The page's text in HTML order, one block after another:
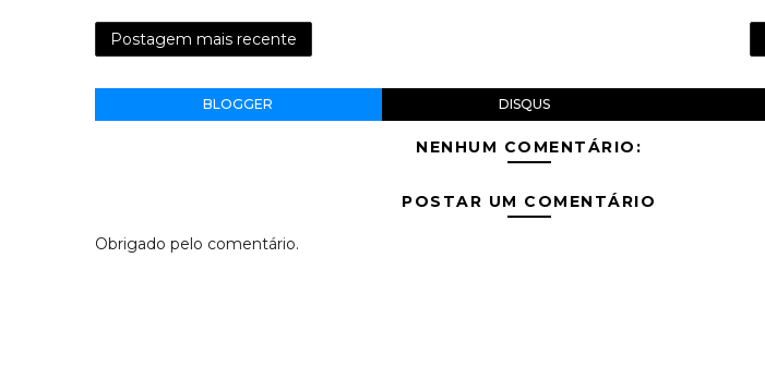
Postagem mais recente
BLOGGER DISQUS
NENHUM COMENTÁRIO:
POSTAR UM COMENTÁRIO
Obrigado pelo comentário.